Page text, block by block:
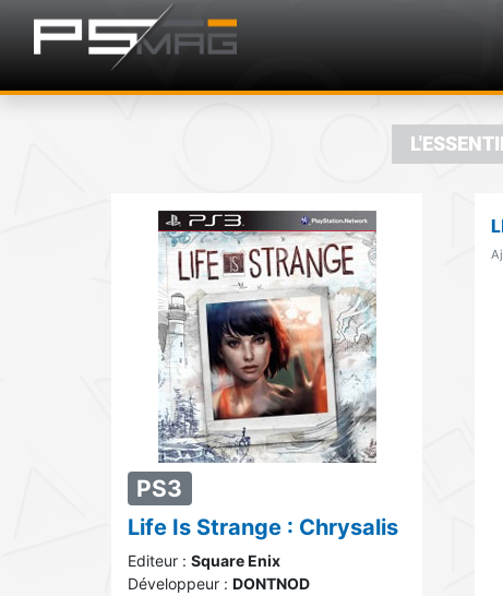
PS3
Life Is Strange : Chrysalis
Editeur : Square Enix
Développeur : DONTNOD